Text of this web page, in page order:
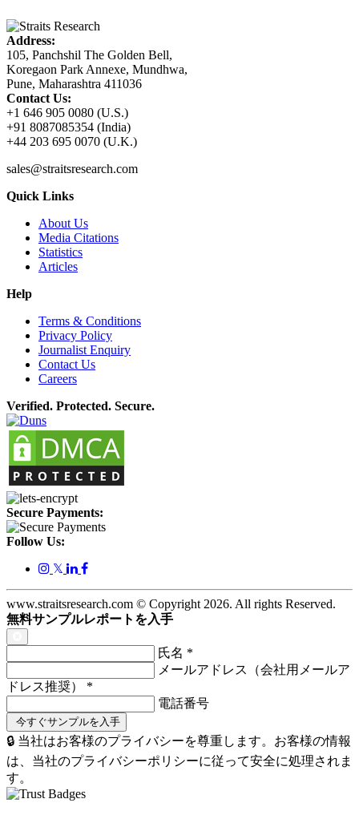
Address:
105, Panchshil The Golden Bell,
Koregaon Park Annexe, Mundhwa,
Pune, Maharashtra 411036
Contact Us:
+1 646 905 0080 (U.S.)
+91 8087085354 (India)
+44 203 695 0070 (U.K.)
sales@straitsresearch.com
Quick Links
About Us
Media Citations
Statistics
Articles
Help
Terms & Conditions
Privacy Policy
Journalist Enquiry
Contact Us
Careers
Verified. Protected. Secure.
Secure Payments:
Follow Us:
𝕏
www.straitsresearch.com © Copyright 2026. All rights Reserved.
無料サンプルレポートを入手
氏名 *
メールアドレス（会社用メールア
ドレス推奨） *
電話番号
🔒 当社はお客様のプライバシーを尊重します。お客様の情報
は、当社のプライバシーポリシーに従って安全に処理されま
す。